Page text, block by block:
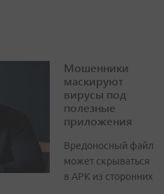
Мошенники
маскируют
вирусы под
полезные
приложения
Вредоносный файл
может скрываться
в APK из сторонних